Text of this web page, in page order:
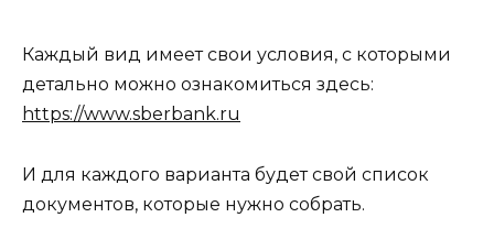
Каждый вид имеет свои условия, с которыми
детально можно ознакомиться здесь:
https://www.sberbank.ru
И для каждого варианта будет свой список
документов, которые нужно собрать.